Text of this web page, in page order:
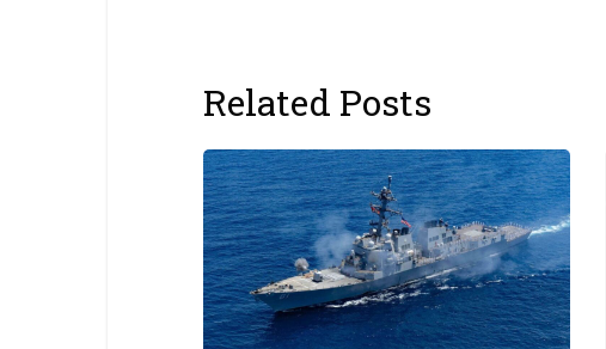
Related Posts